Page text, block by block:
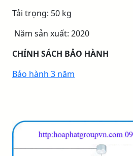
Tải trọng: 50 kg
Năm sản xuất: 2020
CHÍNH SÁCH BẢO HÀNH
Bảo hành 3 năm